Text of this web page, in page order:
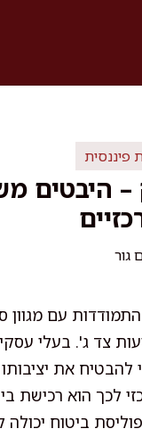
פיננסית
היבטים
גור
עם מגוון
צד ג'. בעלי
להבטיח את
לכך הוא רכישת
ביטוח יכולה